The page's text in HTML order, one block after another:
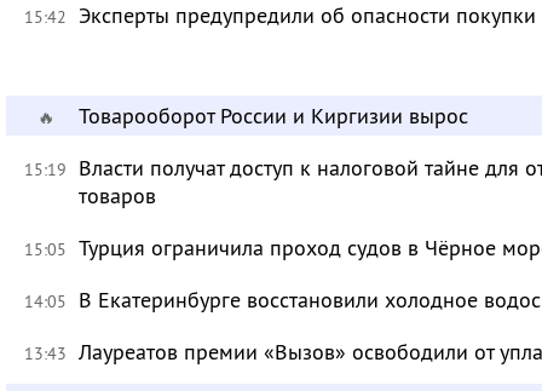
15:42 Эксперты предупредили об опасности
🔥 Товарооборот России и Киргизии вырос
15:19
Власти получат доступ к налоговой тайне для
товаров
15:05 Турция ограничила проход судов в Чёрное
14:05 В Екатеринбурге восстановили холодное
13:43 Лауреатов премии «Вызов» освободили от